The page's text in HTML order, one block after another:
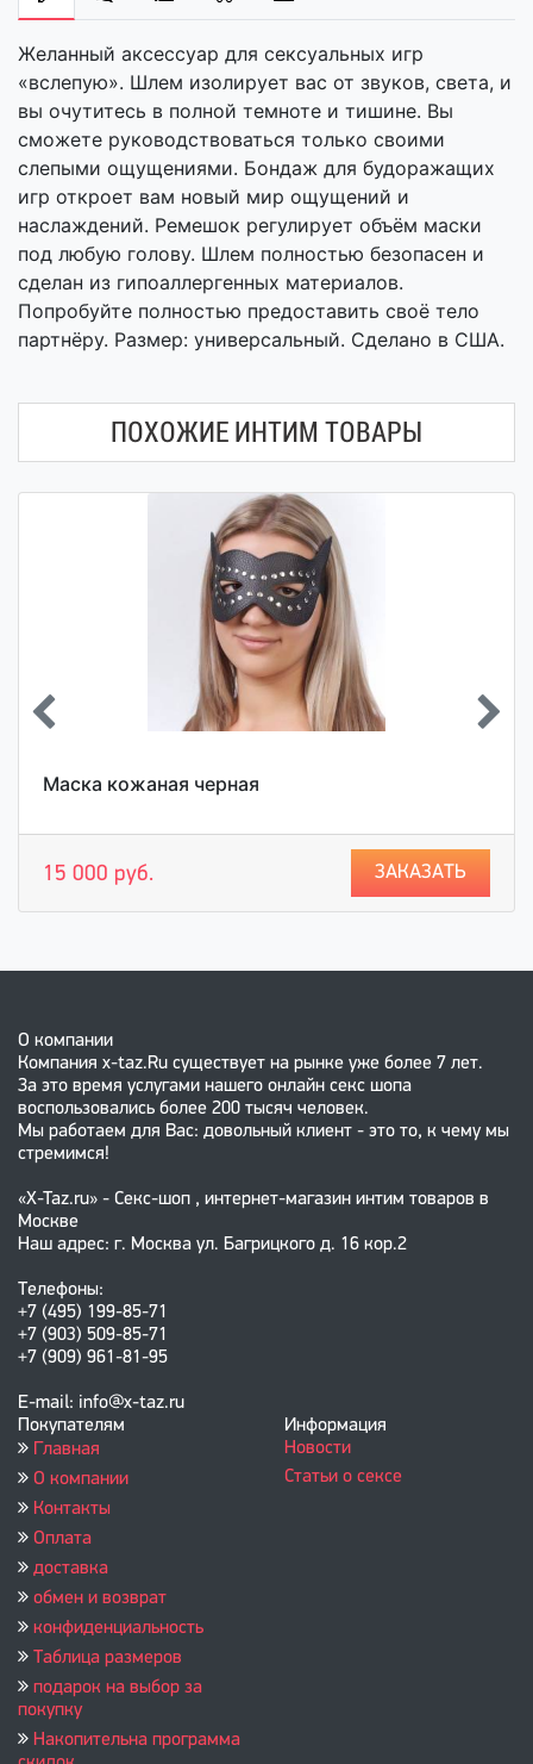
Желанный аксессуар для сексуальных игр
«вслепую». Шлем изолирует вас от звуков, света, и
вы очутитесь в полной темноте и тишине. Вы
сможете руководствоваться только своими
слепыми ощущениями. Бондаж для будоражащих
игр откроет вам новый мир ощущений и
наслаждений. Ремешок регулирует объём маски
под любую голову. Шлем полностью безопасен и
сделан из гипоаллергенных материалов.
Попробуйте полностью предоставить своё тело
партнёру. Размер: универсальный. Сделано в США.
ПОХОЖИЕ ИНТИМ ТОВАРЫ
Маска кожаная черная
15 000 руб. ЗАКАЗАТЬ
О компании
Компания x-taz.Ru существует на рынке уже более 7 лет.
За это время услугами нашего онлайн секс шопа
воспользовались более 200 тысяч человек.
Мы работаем для Вас: довольный клиент - это то, к чему мы
стремимся!
«X-Taz.ru» - Секс-шоп , интернет-магазин интим товаров в
Москве
Наш адрес: г. Москва ул. Багрицкого д. 16 кор.2
Телефоны:
+7 (495) 199-85-71
+7 (903) 509-85-71
+7 (909) 961-81-95
E-mail: info@x-taz.ru
Покупателям
Главная
О компании
Контакты
Оплата
доставка
обмен и возврат
конфиденциальность
Таблица размеров
подарок на выбор за
покупку
Накопительна программа
Информация
Новости
Статьи о сексе